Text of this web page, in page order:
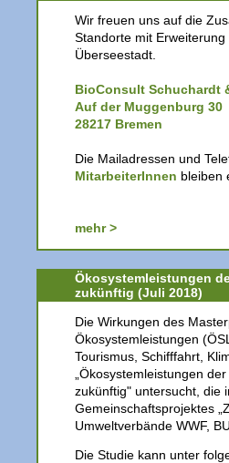
Wir freuen uns auf die
Standorte mit
Überseestadt.
BioConsult Schuchardt
Auf der Muggenburg 30
28217 Bremen
Die Mailadressen und
MitarbeiterInnen bleiben
mehr >
Ökosystemleistungen
zukünftig (Juli 2018)
Die Wirkungen des
Ökosystemleistungen
Tourismus, Schifffahrt,
„Ökosystemleistungen
zukünftig" untersucht, die
Gemeinschaftsprojektes
Umweltverbände WWF,
Die Studie kann unter